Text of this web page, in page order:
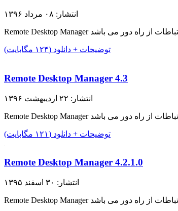
انتشار: ۰۸ مرداد ۱۳۹۶
توضیحات + دانلود (۱۲۴ مگابایت)
Remote Desktop Manager 4.3
انتشار: ۲۲ اردیبهشت ۱۳۹۶
توضیحات + دانلود (۱۲۱ مگابایت)
Remote Desktop Manager 4.2.1.0
انتشار: ۳۰ اسفند ۱۳۹۵